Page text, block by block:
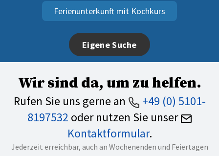
Ferienunterkunft mit Kochkurs
Eigene Suche
Wir sind da, um zu helfen.
Rufen Sie uns gerne an
+49 (0) 5101-
8197532 oder nutzen Sie unser
Kontaktformular.
Jederzeit erreichbar, auch an Wochenenden und Feiertagen